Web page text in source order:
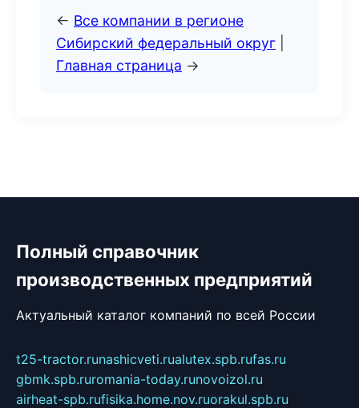
← Все компании в регионе
Сибирский федеральный округ
Главная страница →
Полный справочник
производственных предприятий
Актуальный каталог компаний по всей России
t25-tractor.runashicveti.rualutex.spb.rufas.ru
gbmk.spb.ruromania-today.runovoizol.ru
airheat-spb.rufisika.home.nov.ruorakul.spb.ru